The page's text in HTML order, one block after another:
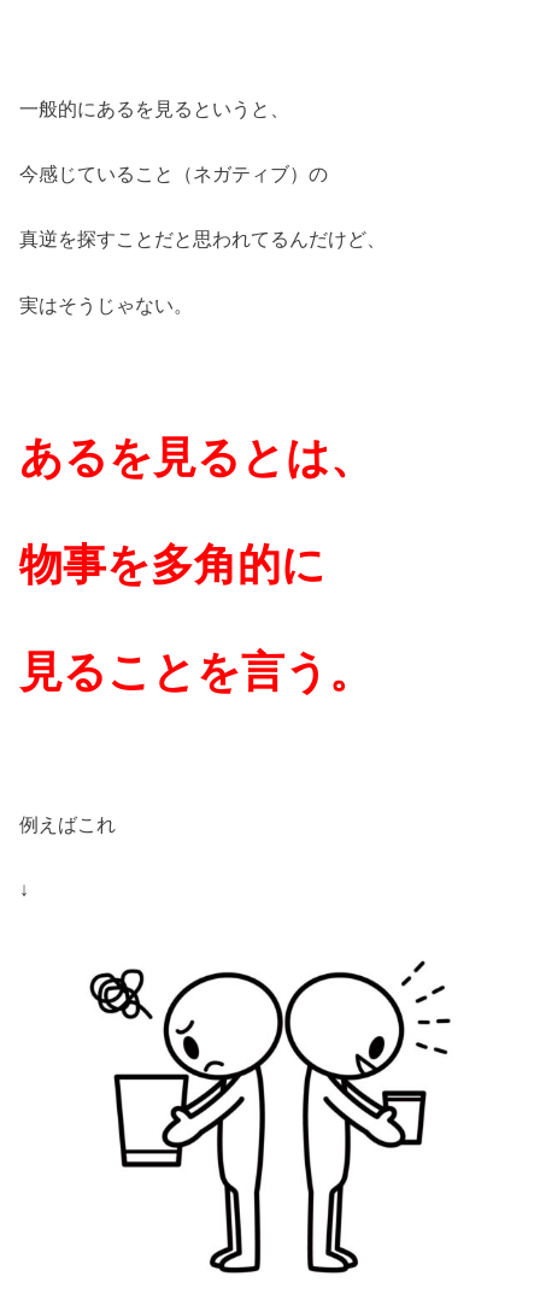
一般的にあるを見るというと、
今感じていること（ネガティブ）の
真逆を探すことだと思われてるんだけど、
実はそうじゃない。
あるを見るとは、
物事を多角的に
見ることを言う。
例えばこれ
↓